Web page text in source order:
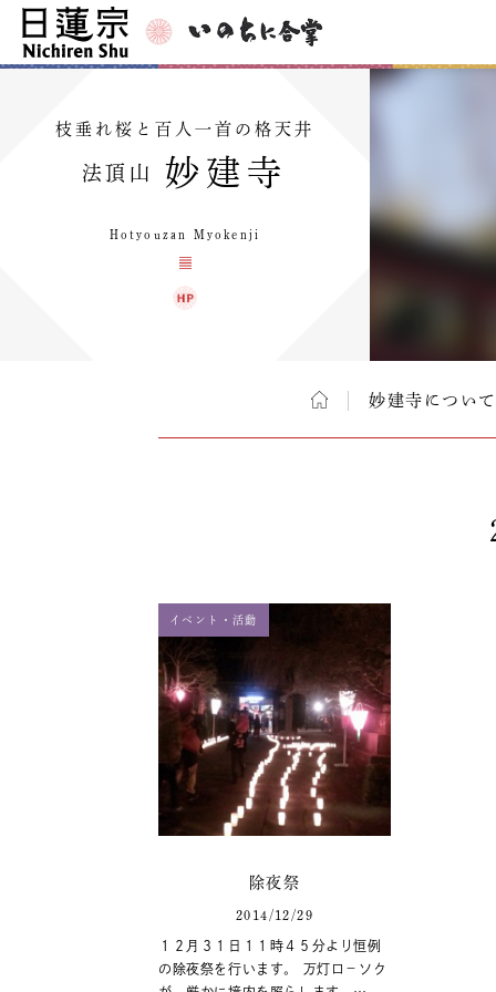
枝垂れ桜と百人一首の格天井
法頂山 妙建寺
Hotyouzan Myokenji
妙建寺について
イベント・活動
除夜祭
2014/12/29
１２月３１日１１時４５分より恒例
の除夜祭を行います。 万灯ロ－ソク